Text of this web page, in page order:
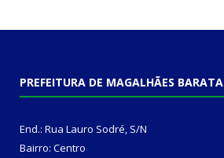
PREFEITURA DE MAGALHÃES BARATA
End.: Rua Lauro Sodré, S/N
Bairro: Centro